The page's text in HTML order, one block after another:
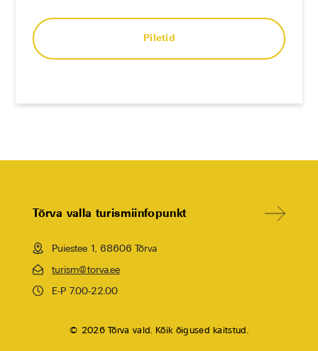
Piletid
Tõrva valla turismiinfopunkt
Puiestee 1, 68606 Tõrva
turism@torva.ee
E-P 7.00-22.00
© 2026 Tõrva vald. Kõik õigused kaitstud.